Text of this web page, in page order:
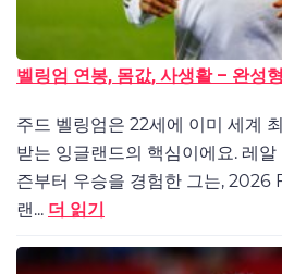
벨링엄 연봉, 몸값, 사생활 – 완성
주드 벨링엄은 22세에 이미 세계
받는 잉글랜드의 핵심이에요. 레
즌부터 우승을 경험한 그는, 2026
랜... 더 읽기